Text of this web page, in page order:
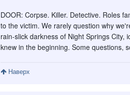
DOOR: Corpse. Killer. Detective. Roles
to the victim. We rarely question why
rain-slick darkness of Night Springs
knew in the beginning. Some questions,
Наверх